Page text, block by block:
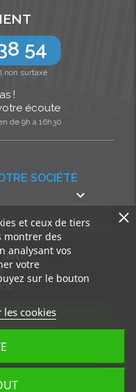
SOCIÉTÉ

54
non surtaxé
!
écoute
de 9h à 16h30
devis
articles
et ceux de tiers
montrer des
analysant vos
votre
sur le bouton
les cookies